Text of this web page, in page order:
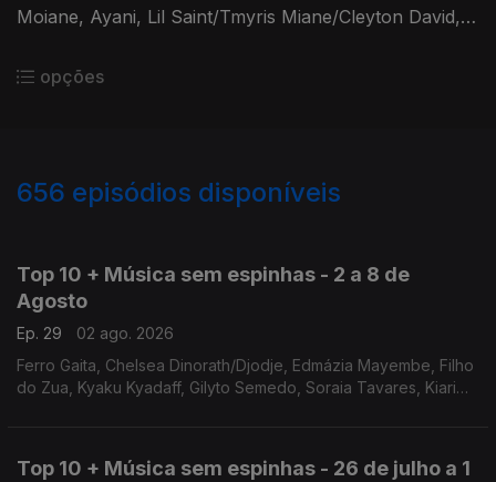
Moiane, Ayani, Lil Saint/Tmyris Miane/Cleyton David,
opções
656 episódios disponíveis
Top 10 + Música sem espinhas - 2 a 8 de
Agosto
Ep. 29
02 ago. 2026
Ferro Gaita, Chelsea Dinorath/Djodje, Edmázia Mayembe, Filho
do Zua, Kyaku Kyadaff, Gilyto Semedo, Soraia Tavares, Kiari
Top 10 + Música sem espinhas - 26 de julho a 1